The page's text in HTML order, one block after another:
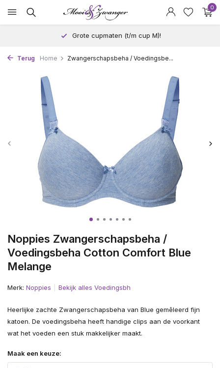
0
Grote cupmaten (t/m cup M)!
Terug Home Zwangerschapsbeha / Voedingsbe...
Noppies Zwangerschapsbeha /
Voedingsbeha Cotton Comfort Blue
Melange
Merk: Noppies Bekijk alles Voedingsbh
Heerlijke zachte Zwangerschapsbeha van Blue gemêleerd fijn
katoen. De voedingsbeha heeft handige clips aan de voorkant
wat het voeden een stuk makkelijker maakt.
Maak een keuze: